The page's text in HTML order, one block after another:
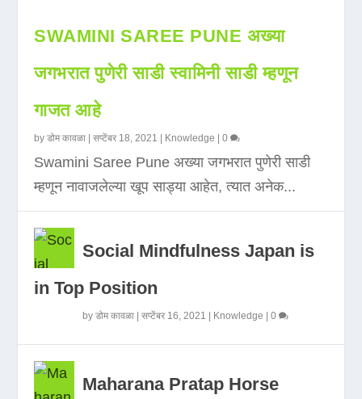
SWAMINI SAREE PUNE अख्या
जगभरात पुणेरी साडी स्वामिनी साडी म्हणून
गाजत आहे
byडोम कावळा |सप्टेंबर 18, 2021 Knowledge |0
Swamini Saree Pune अख्या जगभरात पुणेरी साडी
म्हणून नावाजलेल्या खूप साड्या आहेत, त्यात अनेक...
Social Mindfulness Japan is
in Top Position
byडोम कावळा |सप्टेंबर 16, 2021 Knowledge |0
Maharana Pratap Horse